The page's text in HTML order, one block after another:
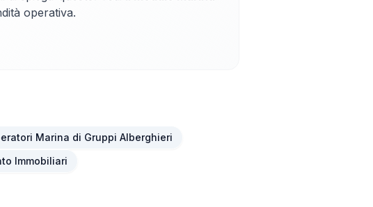
operativa.
Marina di Gruppi Alberghieri
Immobiliari